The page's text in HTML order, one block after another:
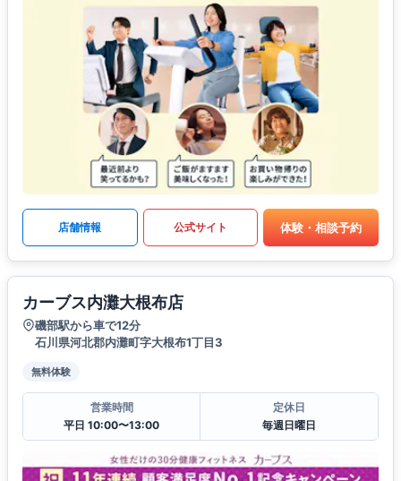
店舗情報 公式サイト 体験・相談予約
カーブス内灘大根布店
磯部駅から車で12分
石川県河北郡内灘町字大根布1丁目3
無料体験
営業時間
平日 10:00〜13:00
定休日
毎週日曜日